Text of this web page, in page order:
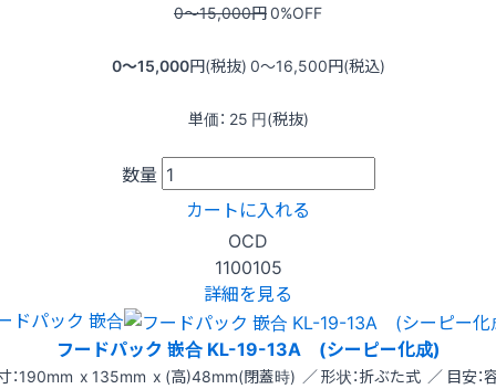
0〜15,000円0%OFF
0〜15,000円(税抜) 0〜16,500円(税込)
単価： 25 円(税抜)
数量
カートに入れる
OCD
1100105
詳細を見る
ドパック 嵌合
フードパック 嵌合 KL-19-13A (シーピー化成)
：190mm x 135mm x (高)48mm(閉蓋時) ／ 形状：折ぶた式 ／ 目安：